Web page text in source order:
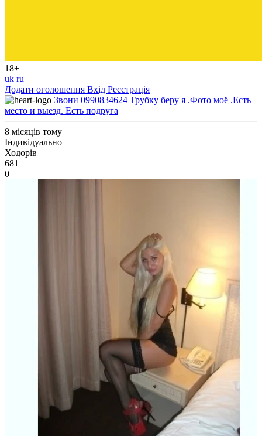
18+
uk ru
Додати оголошення Вхід Реєстрація
Звони 0990834624 Трубку беру я .Фото моё .Есть
место и выезд. Есть подруга
8 місяців тому
Індивідуально
Ходорів
681
0